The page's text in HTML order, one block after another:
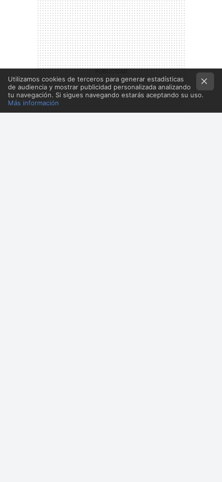
Utilizamos cookies de terceros para generar estadísticas
de audiencia y mostrar publicidad personalizada analizando
tu navegación. Si sigues navegando estarás aceptando su uso.
Más información